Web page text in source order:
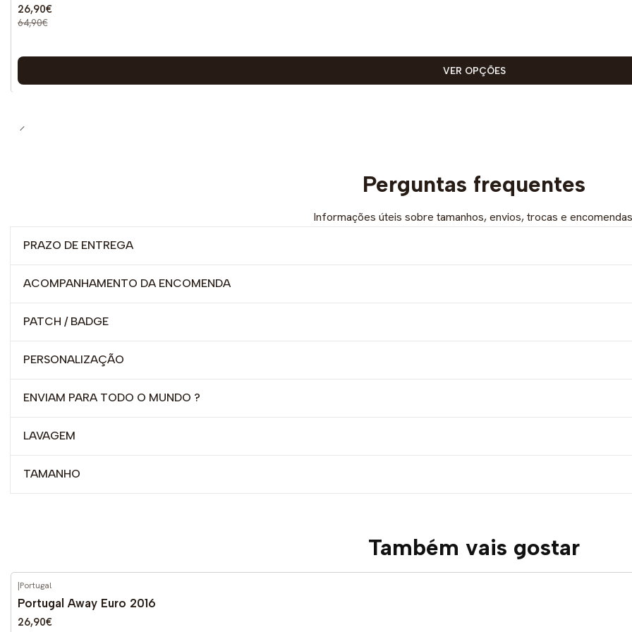
26,90€
64,90€
VER OPÇÕES
Perguntas frequentes
Informações úteis sobre tamanhos, envios, trocas e
PRAZO DE ENTREGA
ACOMPANHAMENTO DA ENCOMENDA
PATCH / BADGE
PERSONALIZAÇÃO
ENVIAM PARA TODO O MUNDO ?
LAVAGEM
TAMANHO
Também vais gostar
-59% DESCONTO
|Portugal
Portugal Away Euro 2016
26,90€